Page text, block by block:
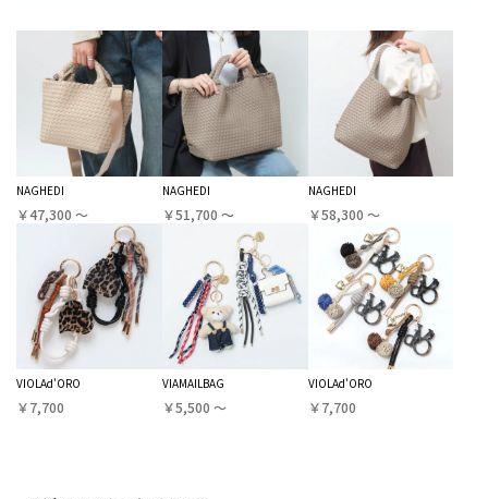
NAGHEDI
￥47,300 〜
NAGHEDI
￥51,700 〜
NAGHEDI
￥58,300 〜
VIOLAd'ORO
￥7,700
VIAMAILBAG
￥5,500 〜
VIOLAd'ORO
￥7,700